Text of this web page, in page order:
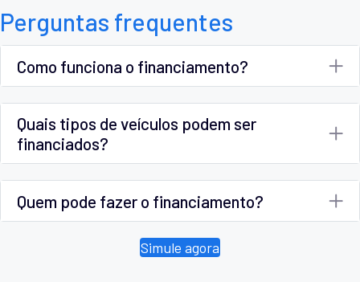
Perguntas frequentes
Como funciona o financiamento?
Quais tipos de veículos podem ser
financiados?
Quem pode fazer o financiamento?
Simule agora